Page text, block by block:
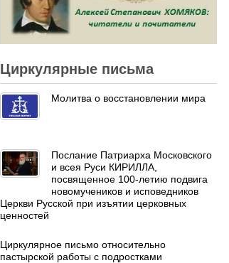
Циркулярные письма
Молитва о восстановлении мира
Послание Патриарха Московского
и всея Руси КИРИЛЛА,
посвященное 100-летию подвига
новомучеников и исповедников
Церкви Русской при изъятии церковных
ценностей
Циркулярное письмо относительно
пастырской работы с подростками